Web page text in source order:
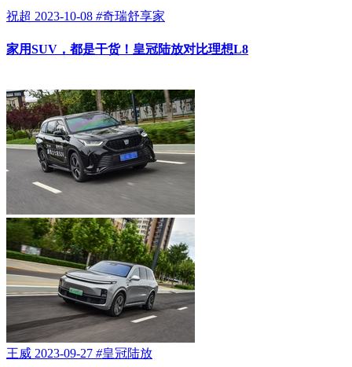
祝超 2023-10-08 #奇瑞舒享家
家用SUV，都是干货！皇冠陆放对比理想L8
王威 2023-09-27 #皇冠陆放